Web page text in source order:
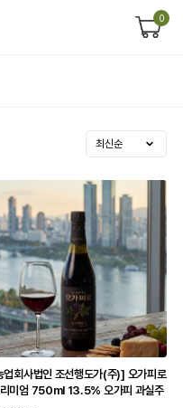
0
업회사법인 조선행도가(주)] 오가피로
미엄 750ml 13.5% 오가피 과실주